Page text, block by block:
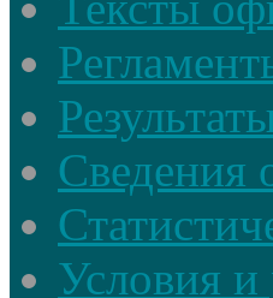
Сведения
Условия и